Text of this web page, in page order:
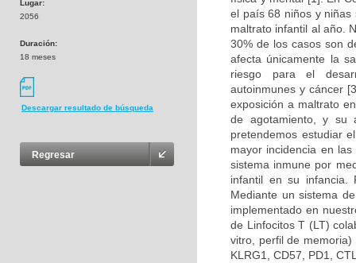
Lugar:
2056
Duración:
18 meses
Descargar resultado de búsqueda
Regresar
el país 68 niños y
maltrato infantil al año.
30% de los casos son
afecta únicamente la
riesgo para el
autoinmunes y cáncer
exposición a maltrato
de agotamiento, y su
pretendemos estudiar
mayor incidencia en
sistema inmune por
infantil en su infancia.
Mediante un sistema
implementado en
de Linfocitos T (LT)
vitro, perfil de
KLRG1, CD57, PD1,